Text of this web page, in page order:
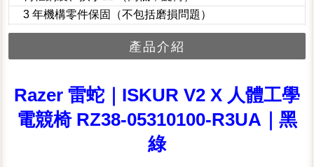
3 年機構零件保固（不包括磨損問題）
產品介紹
Razer 雷蛇｜ISKUR V2 X 人體工學
電競椅 RZ38-05310100-R3UA｜黑
綠